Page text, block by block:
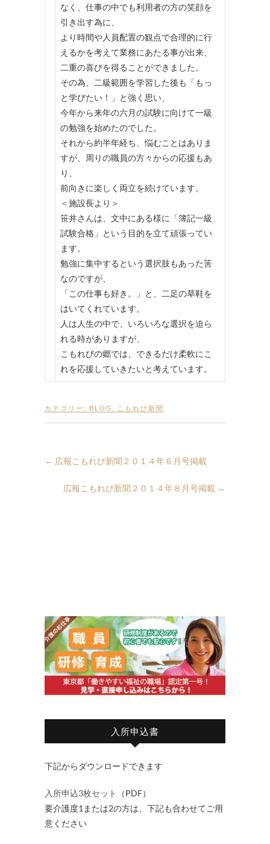
なく、仕事の中でも利用者の方の笑顔を
引き出す為に、
より時間や人員配置の観点で合理的に行
えるかを考えて業務にあたる事が出来、
二重の喜びを得ることができました。
その為、二級範囲を学習した後も「もっ
と学びたい！」と強く思い、
今年から来年の六月の試験に向けて一級
の勉強を始めたのでした。
それから約半年経ち、悩むことはありま
すが、周りの職員の方々からの応援もあ
り、
前向きに楽しく両立を続けています。
＜施設長より＞
笹井さんは、文中にある様に「簿記一級
試験合格」という目的を立て頑張ってい
ます。
勉強に集中するという選択肢もあった筈
なのですが、
「この仕事も好き。」と、二足の草鞋を
はいてくれています。
人は人生の中で、いろいろな選択を迫ら
れる時がありますが、
こもれびの郷では、できるだけ柔軟にこ
れを応援していきたいと考えています。
カテゴリー: BLOG こもれび新聞
← 広報こもれび新聞２０１４年６月号掲載
広報こもれび新聞２０１４年８月号掲載 →
入所申込書
下記からダウンロードできます
入所申込3枚セット
（PDF）
要介護度1または2の方は、下記も合わせてご用
意ください